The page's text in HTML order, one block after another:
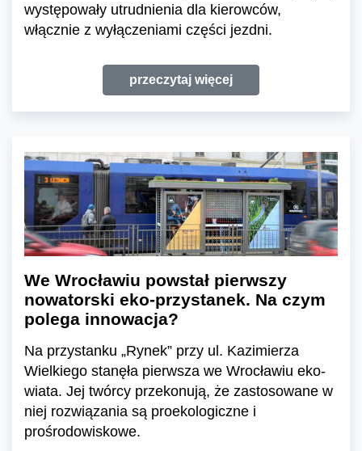
występowały utrudnienia dla kierowców,
włącznie z wyłączeniami części jezdni.
przeczytaj więcej
We Wrocławiu powstał pierwszy
nowatorski eko-przystanek. Na czym
polega innowacja?
Na przystanku „Rynek” przy ul. Kazimierza
Wielkiego stanęła pierwsza we Wrocławiu eko-
wiata. Jej twórcy przekonują, że zastosowane w
niej rozwiązania są proekologiczne i
prośrodowiskowe.